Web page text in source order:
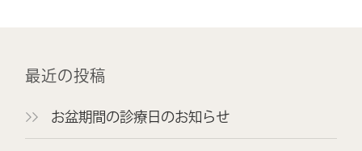
最近の投稿
お盆期間の診療日のお知らせ